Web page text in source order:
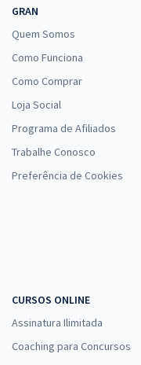
GRAN
Quem Somos
Como Funciona
Como Comprar
Loja Social
Programa de Afiliados
Trabalhe Conosco
Preferência de Cookies
CURSOS ONLINE
Assinatura Ilimitada
Coaching para Concursos